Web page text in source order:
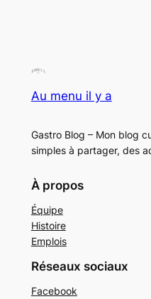
Au menu il y a
Gastro Blog – Mon blog
simples à partager, des
À propos
Équipe
Histoire
Emplois
Réseaux sociaux
Facebook